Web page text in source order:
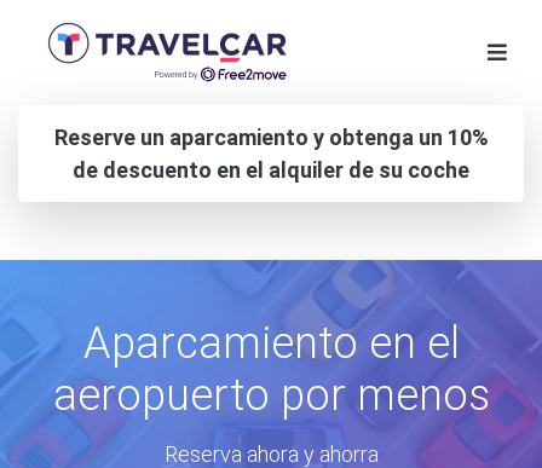
Reserve un aparcamiento y obtenga un 10%
de descuento en el alquiler de su coche
Aparcamiento en el
aeropuerto por menos
Reserva ahora y ahorra